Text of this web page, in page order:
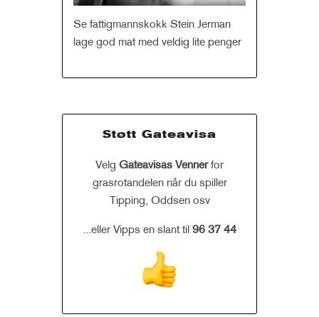
Se fattigmannskokk Stein Jerman
lage god mat med veldig lite penger
Støtt Gateavisa
Velg Gateavisas Vennerfor
grasrotandelen når du spiller
Tipping, Oddsen osv
...eller Vipps en slant til 96 37 44